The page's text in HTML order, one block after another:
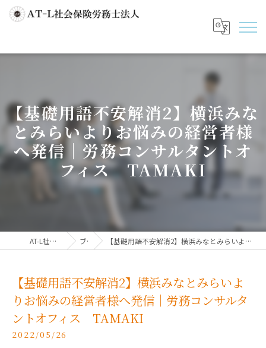
【基礎用語不安解消2】横浜みな
とみらいよりお悩みの経営者様
へ発信｜労務コンサルタントオ
フィス TAMAKI
AT-L社会保険労務士法人 ブログ 【基礎用語不安解消2】横浜みなとみらいよりお悩みの経営者様へ発信｜労務コンサルタントオフィス TAMAKI
【基礎用語不安解消2】横浜みなとみらいよ
りお悩みの経営者様へ発信｜労務コンサルタ
ントオフィス TAMAKI
2022/05/26